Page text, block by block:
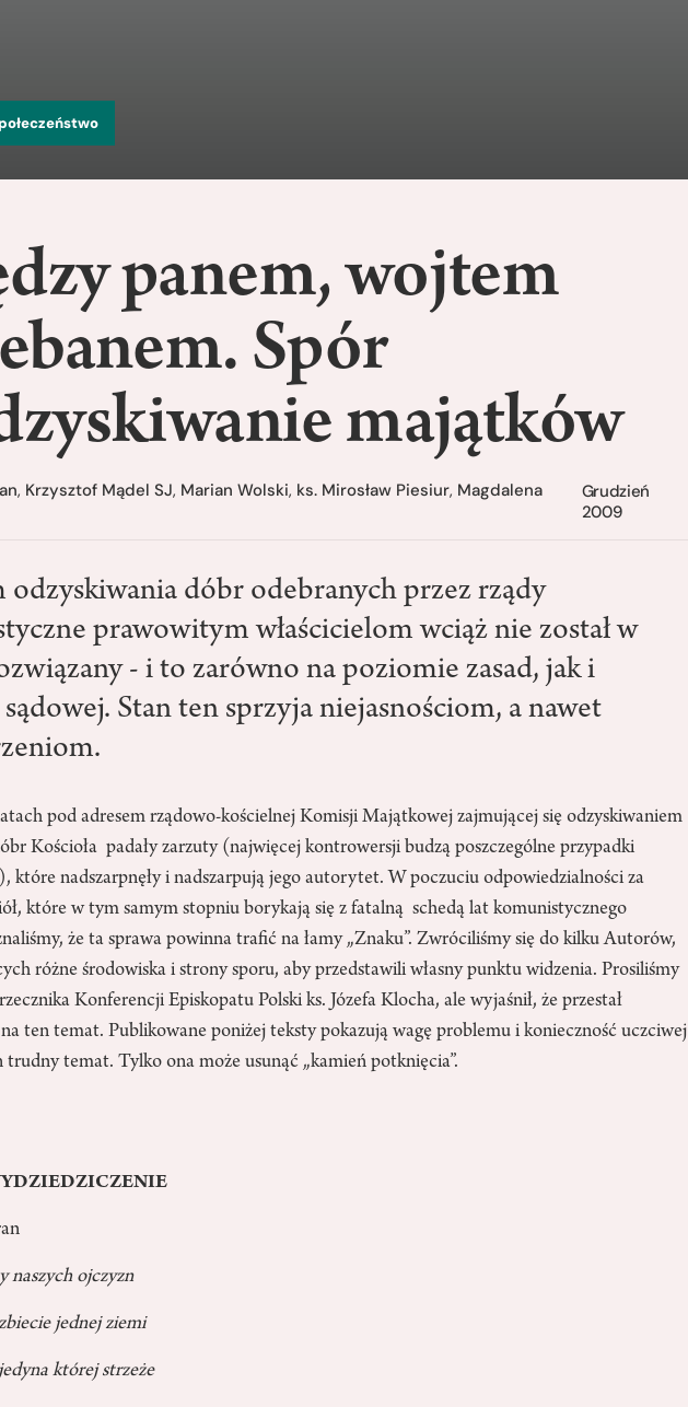
panem, wojtem
Spór
majątków
, Krzysztof Mądel SJ, Marian Wolski, ks. Mirosław Piesiur, Magdalena
Grudzień
2009
odzyskiwania dóbr odebranych przez rządy
prawowitym właścicielom wciąż nie został w
- i to zarówno na poziomie zasad, jak i
Stan ten sprzyja niejasnościom, a nawet
pod adresem rządowo-kościelnej Komisji Majątkowej zajmującej się odzyskiwaniem
Kościoła padały zarzuty (najwięcej kontrowersji budzą poszczególne przypadki
które nadszarpnęły i nadszarpują jego autorytet. W poczuciu odpowiedzialności za
które w tym samym stopniu borykają się z fatalną schedą lat komunistycznego
że ta sprawa powinna trafić na łamy „Znaku”. Zwróciliśmy się do kilku Autorów,
różne środowiska i strony sporu, aby przedstawili własny punktu widzenia. Prosiliśmy
Konferencji Episkopatu Polski ks. Józefa Klocha, ale wyjaśnił, że przestał
na ten temat. Publikowane poniżej teksty pokazują wagę problemu i konieczność uczciwej
trudny temat. Tylko ona może usunąć „kamień potknięcia”.
naszych ojczyzn
jednej ziemi
której strzeże